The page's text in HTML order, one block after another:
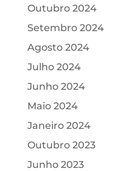
Outubro 2024
Setembro 2024
Agosto 2024
Julho 2024
Junho 2024
Maio 2024
Janeiro 2024
Outubro 2023
Junho 2023